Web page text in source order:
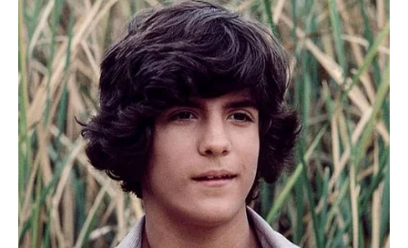
Ribe su znak koji veoma snažno osjeća energiju oko
sebe. Njihova intuicija je razvijena, ali upravo zbog toga
ponekad previše analiziraju svaku situaciju. Kada se pred
njima pojavi važna odluka, lako mogu upasti u zamku
preispitivanja i sumnje.
Naredni period donosi upravo takve trenutke.
Mnogi pripadnici ovog znaka naći će se pred izborom koji
može uticati na njihovu budućnost. To može biti odluka